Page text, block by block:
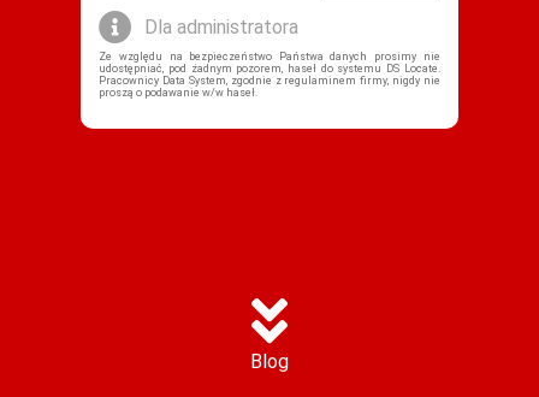
Dla administratora
Ze względu na bezpieczeństwo Państwa danych prosimy nie
udostępniać, pod żadnym pozorem, haseł do systemu DS Locate.
Pracownicy Data System, zgodnie z regulaminem firmy, nigdy nie
proszą o podawanie w/w haseł.
Blog